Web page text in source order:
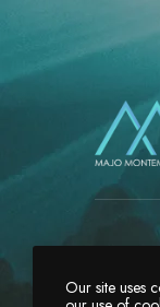
Our site uses